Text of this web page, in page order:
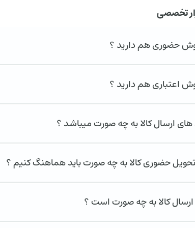
تخصصی
حضوری هم دارید ؟
اعتباری هم دارید ؟
ارسال کالا به چه صورت میباشد ؟
حضوری کالا به چه صورت باید هماهنگ کنیم ؟
کالا به چه صورت است ؟